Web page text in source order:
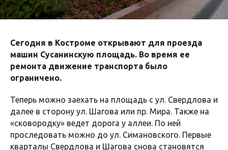
Сегодня в Костроме открывают для проезда
машин Сусанинскую площадь. Во время ее
ремонта движение транспорта было
ограничено.
Теперь можно заехать на площадь с ул. Свердлова и
далее в сторону ул. Шагова или пр. Мира. Также на
«сковородку» ведет дорога у аллеи. По ней
проследовать можно до ул. Симановского. Первые
кварталы Свердлова и Шагова снова становятся